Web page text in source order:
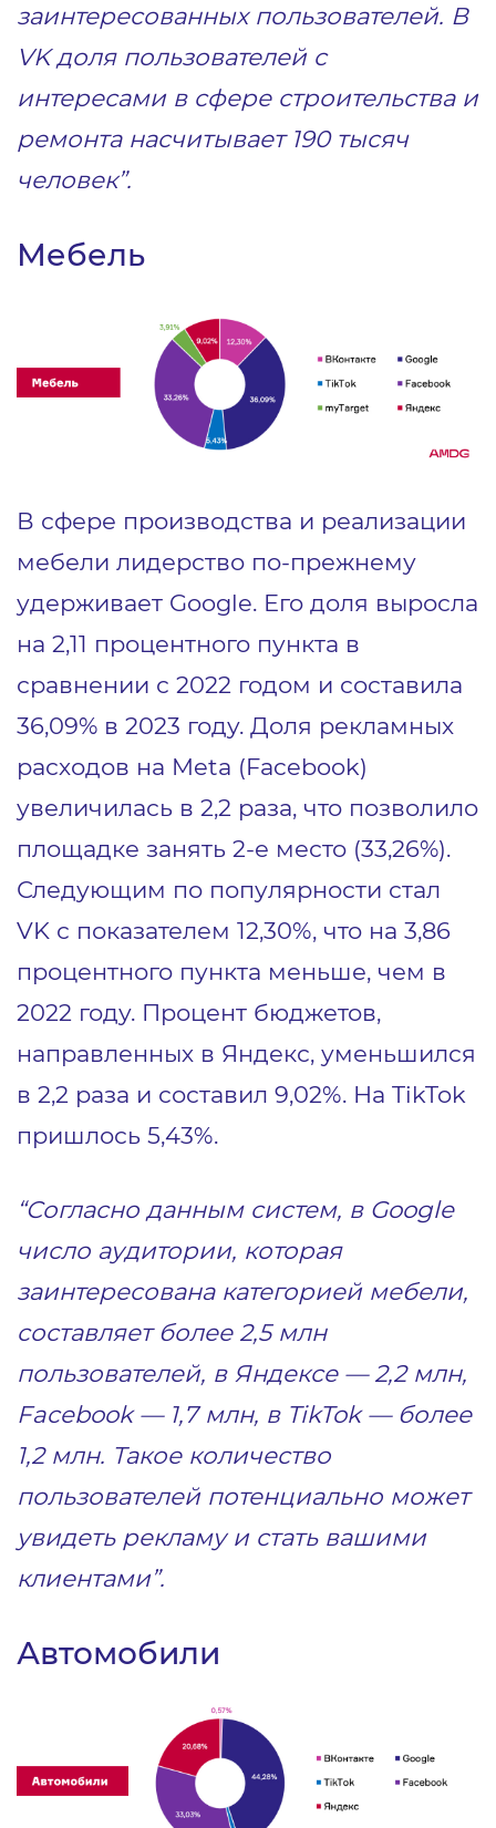
заинтересованных пользователей. В
VK доля пользователей с
интересами в сфере строительства и
ремонта насчитывает 190 тысяч
человек”.
Мебель
В сфере производства и реализации
мебели лидерство по-прежнему
удерживает Google. Его доля выросла
на 2,11 процентного пункта в
сравнении с 2022 годом и составила
36,09% в 2023 году. Доля рекламных
расходов на Meta (Facebook)
увеличилась в 2,2 раза, что позволило
площадке занять 2-е место (33,26%).
Следующим по популярности стал
VK с показателем 12,30%, что на 3,86
процентного пункта меньше, чем в
2022 году. Процент бюджетов,
направленных в Яндекс, уменьшился
в 2,2 раза и составил 9,02%. На TikTok
пришлось 5,43%.
“Согласно данным систем, в Google
число аудитории, которая
заинтересована категорией мебели,
составляет более 2,5 млн
пользователей, в Яндексе — 2,2 млн,
Facebook — 1,7 млн, в TikTok — более
1,2 млн. Такое количество
пользователей потенциально может
увидеть рекламу и стать вашими
клиентами”.
Автомобили